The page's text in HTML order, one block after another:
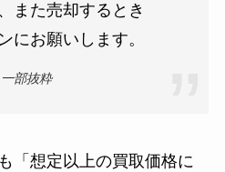
また売却するとき
にお願いします。
部抜粋
「想定以上の買取価格に